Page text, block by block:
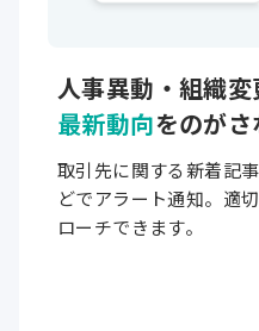
人事異動・ 組織変
最新動向をのがさ
取引先に関する新着記
どでアラート通知。適
ローチできます。